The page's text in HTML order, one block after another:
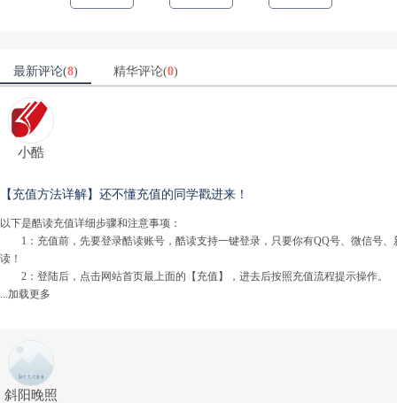
最新评论(8) 精华评论(0)
小酷
【充值方法详解】还不懂充值的同学戳进来！
以下是酷读充值详细步骤和注意事项：
1：充值前，先要登录酷读账号，酷读支持一键登录，只要你有QQ号、微信号、
读！
2：登陆后，点击网站首页最上面的【充值】，进去后按照充值流程提示操作。
...加载更多
斜阳晚照